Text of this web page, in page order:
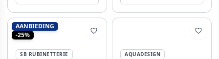
AANBIEDING
-25%
SB RUBINETTERIE AQUADESIGN